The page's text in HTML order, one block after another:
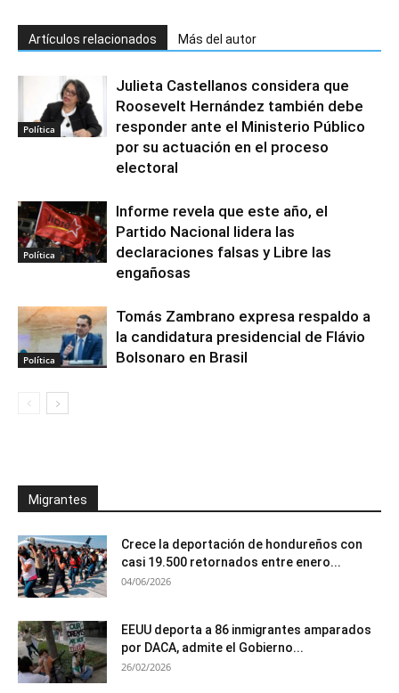
Artículos relacionados Más del autor
Política
Julieta Castellanos considera que
Roosevelt Hernández también debe
responder ante el Ministerio Público
por su actuación en el proceso
electoral
Política
Informe revela que este año, el
Partido Nacional lidera las
declaraciones falsas y Libre las
engañosas
Política
Tomás Zambrano expresa respaldo a
la candidatura presidencial de Flávio
Bolsonaro en Brasil
Migrantes
Crece la deportación de hondureños con
casi 19.500 retornados entre enero...
04/06/2026
EEUU deporta a 86 inmigrantes amparados
por DACA, admite el Gobierno...
26/02/2026